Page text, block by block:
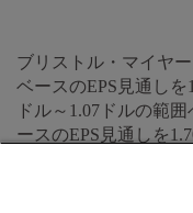
ブリストル・マイヤ
ベースのEPS見通しを
ドル～1.07ドルの範
ースのEPS見通しを
通しと非GAAPベー